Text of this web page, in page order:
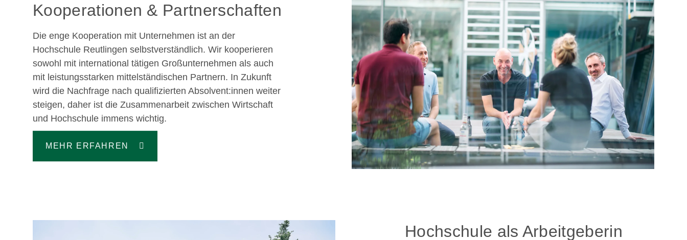
Kooperationen & Partnerschaften
Die enge Kooperation mit Unternehmen ist an der
Hochschule Reutlingen selbstverständlich. Wir kooperieren
sowohl mit international tätigen Großunternehmen als auch
mit leistungsstarken mittelständischen Partnern. In Zukunft
wird die Nachfrage nach qualifizierten Absolvent:innen weiter
steigen, daher ist die Zusammenarbeit zwischen Wirtschaft
und Hochschule immens wichtig.
MEHR ERFAHREN
Hochschule als Arbeitgeberin